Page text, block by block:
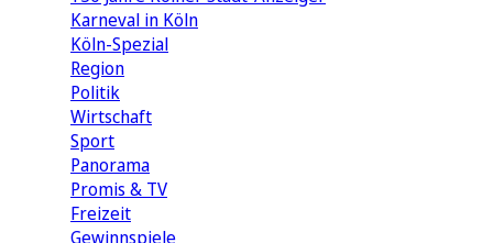
Karneval in Köln
Köln-Spezial
Region
Politik
Wirtschaft
Sport
Panorama
Promis & TV
Freizeit
Gewinnspiele